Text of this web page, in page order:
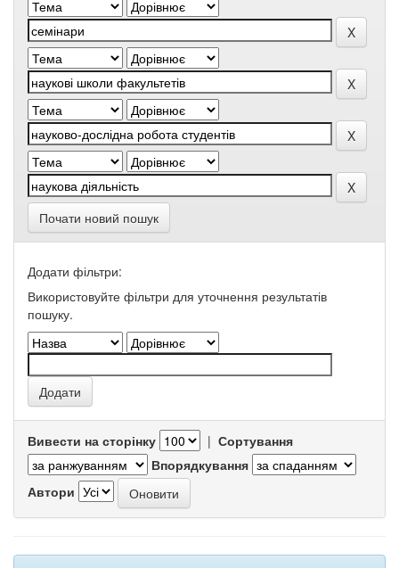
Почати новий пошук
Додати фільтри:
Використовуйте фільтри для уточнення результатів
пошуку.
Вивести на сторінку | Сортування
Впорядкування
Автори